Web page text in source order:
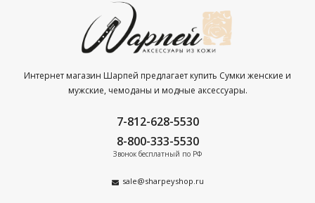
Интернет магазин Шарпей предлагает купить Сумки женские и
мужские, чемоданы и модные аксессуары.
7-812-628-5530
8-800-333-5530
Звонок бесплатный по РФ
sale@sharpeyshop.ru